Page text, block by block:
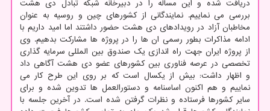
دریافت شده و این مساله را در دبیرخانه شبکه تبادل دی هشت
بررسی می نماییم. نمایندگانی از کشورهای چین و روسیه به عنوان
مخاطبان آزاد در رویدادهای دی هشت حضور داشتند اما امید داریم با
ادامه مذاکرات بطور رسمی ان ها را در پروژه ها مشارکت بدهیم. وی
از پروژه ایران جهت راه اندازی یک صندوق بین المللی سرمایه گذاری
تخصصی در عرصه فناوری بین کشورهای عضو دی هشت آگاهی داد
و اظهار داشت: بیش از یکسال است که بر روی این طرح کار می
نماییم و هم اکنون اساسنامه و دستورالعمل ها تدوین شده و برای
سایر کشورها فرستاده و نظرات گرفتن شده است. در آخرین جلسه با